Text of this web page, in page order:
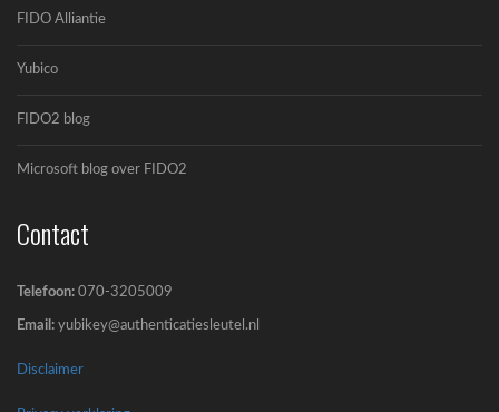
FIDO Alliantie
Yubico
FIDO2 blog
Microsoft blog over FIDO2
Contact
Telefoon: 070-3205009
Email: yubikey@authenticatiesleutel.nl
Disclaimer